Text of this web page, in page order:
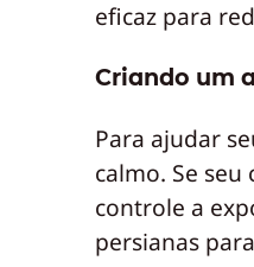
eficaz para
Criando um
Para ajudar
calmo. Se seu
controle a
persianas